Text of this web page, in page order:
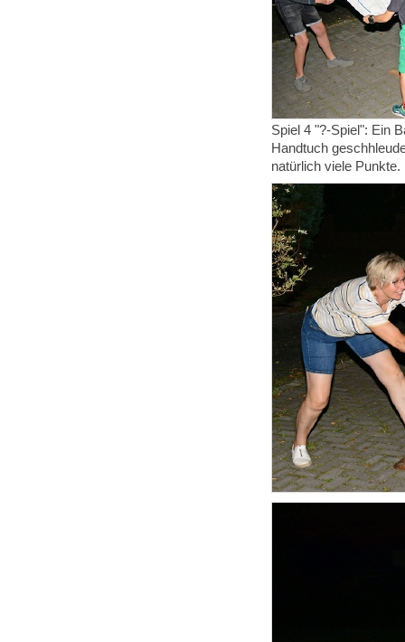
Spiel 4 "?-Spiel": Ein
Handtuch
natürlich viele Punkte.